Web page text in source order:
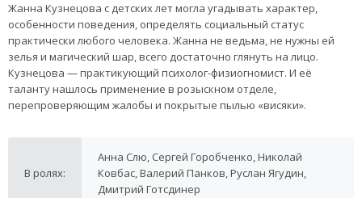
Жанна Кузнецова с детских лет могла угадывать характер,
особенности поведения, определять социальный статус
практически любого человека. Жанна не ведьма, не нужны ей
зелья и магический шар, всего достаточно глянуть на лицо.
Кузнецова — практикующий психолог-физиогномист. И её
таланту нашлось применение в розыскном отделе,
перепроверяющим жалобы и покрытые пылью «висяки».
В ролях:
Анна Слю, Сергей Горобченко, Николай
Ковбас, Валерий Панков, Руслан Ягудин,
Дмитрий Готсдинер